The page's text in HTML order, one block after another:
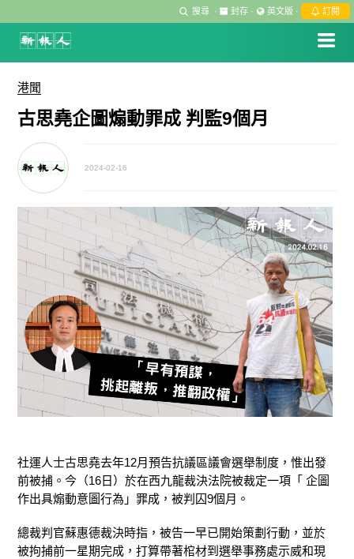
搜尋 · 封存 · 英文版 · 訂閱
港聞
古思堯企圖煽動罪成 判監9個月
2024-02-16
社運人士古思堯去年12月預告抗議區議會選舉制度，惟出發
前被捕。今（16日）於在西九龍裁決法院被裁定一項「 企圖
作出具煽動意圖行為」罪成，被判囚9個月。
總裁判官蘇惠德裁決時指，被告一早已開始策劃行動，並於
被拘捕前一星期完成，打算帶著棺材到選舉事務處示威和現